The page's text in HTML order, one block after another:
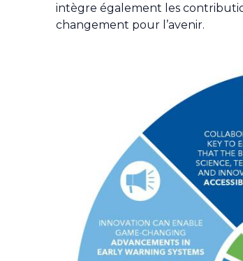
intègre également les
changement pour l’avenir.